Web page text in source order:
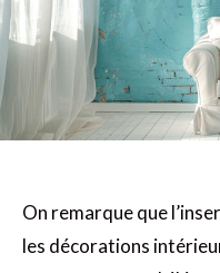
On remarque que
les décorations